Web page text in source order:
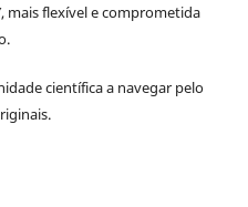
mais flexível e comprometida
científica a navegar pelo